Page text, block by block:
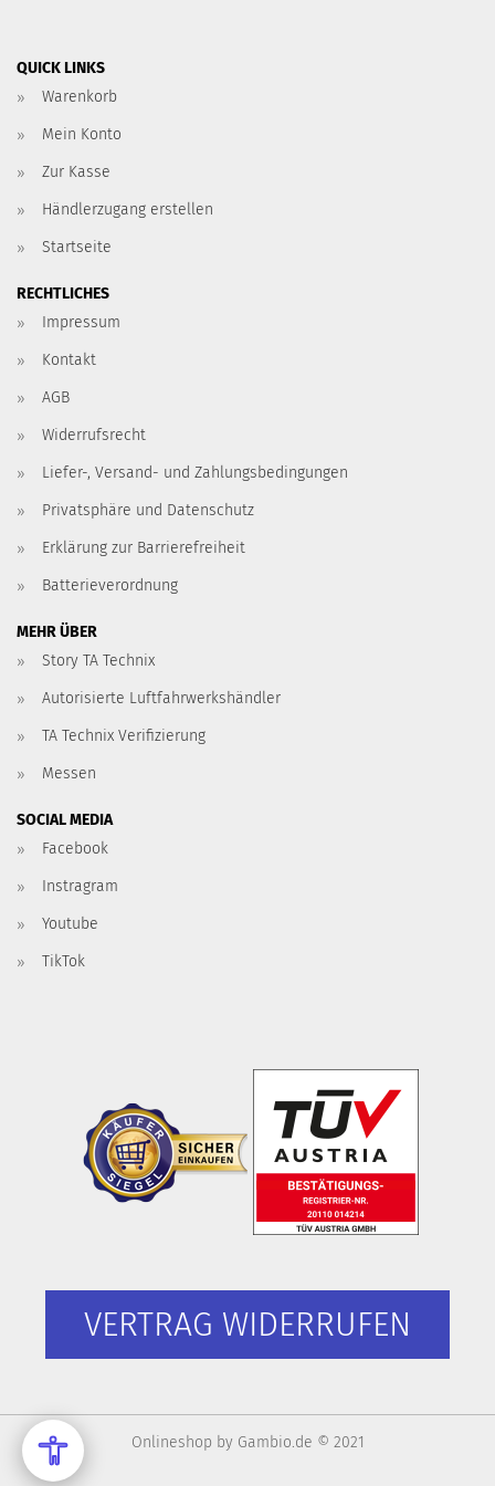
QUICK LINKS
Warenkorb
Mein Konto
Zur Kasse
Händlerzugang erstellen
Startseite
RECHTLICHES
Impressum
Kontakt
AGB
Widerrufsrecht
Liefer-, Versand- und Zahlungsbedingungen
Privatsphäre und Datenschutz
Erklärung zur Barrierefreiheit
Batterieverordnung
MEHR ÜBER
Story TA Technix
Autorisierte Luftfahrwerkshändler
TA Technix Verifizierung
Messen
SOCIAL MEDIA
Facebook
Instragram
Youtube
TikTok
VERTRAG WIDERRUFEN
Onlineshop by Gambio.de © 2021